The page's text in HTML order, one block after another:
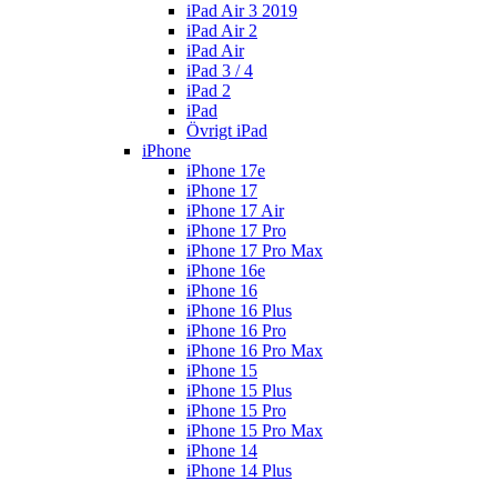
iPad Air 3 2019
iPad Air 2
iPad Air
iPad 3 / 4
iPad 2
iPad
Övrigt iPad
iPhone
iPhone 17e
iPhone 17
iPhone 17 Air
iPhone 17 Pro
iPhone 17 Pro Max
iPhone 16e
iPhone 16
iPhone 16 Plus
iPhone 16 Pro
iPhone 16 Pro Max
iPhone 15
iPhone 15 Plus
iPhone 15 Pro
iPhone 15 Pro Max
iPhone 14
iPhone 14 Plus